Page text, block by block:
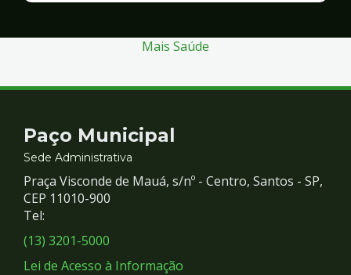
Segurança
Mais Saúde
Contato
e
Redes
Sociais
Paço Municipal
Sede Administrativa
Praça Visconde de Mauá, s/nº - Centro, Santos - SP,
CEP 11010-900
Tel:
(13) 3201-5000
Lei de Acesso à Informação